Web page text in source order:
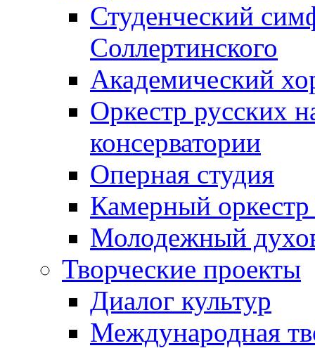
Студенческий
Соллертинского
Академический
Оркестр русских
консерватории
Оперная студия
Камерный оркестр
Молодежный
Творческие проекты
Диалог культур
Международная